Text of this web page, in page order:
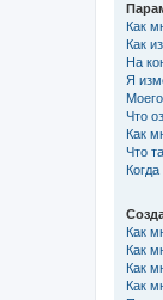
Как
Как
На
Я
Что
Как
Что
Как
Как
Как
Как